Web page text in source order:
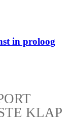
in proloog
KLAP